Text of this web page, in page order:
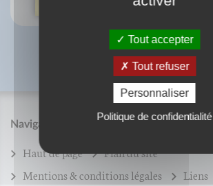
Navigation
Haut de page
Plan du site
Mentions & conditions légales
Liens
Tout accepter
Tout refuser
Personnaliser
Politique de confidentialité